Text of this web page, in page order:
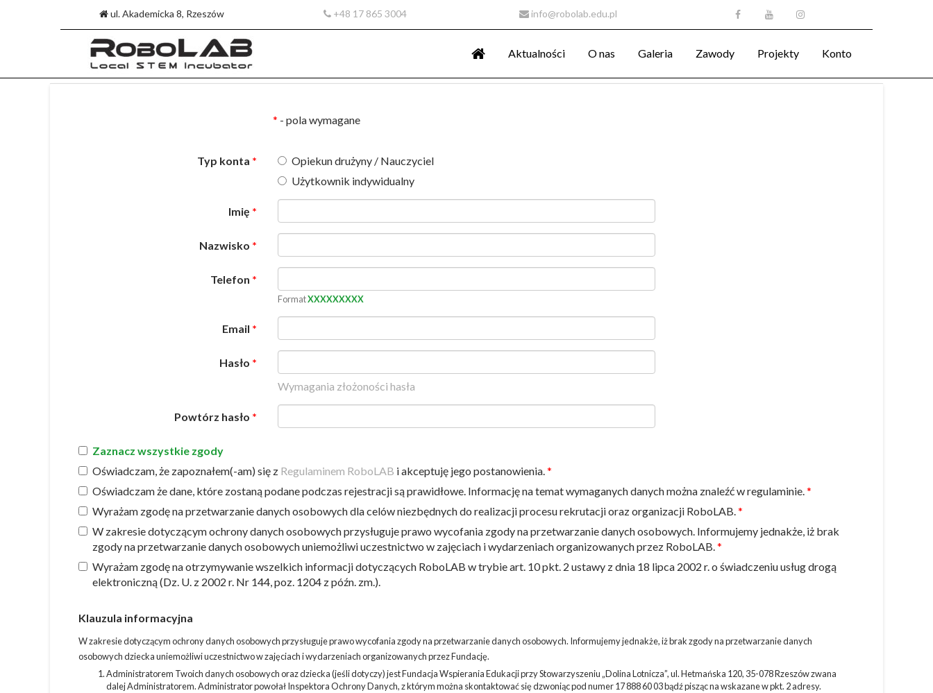
ul. Akademicka 8, Rzeszów +48 17 865 3004 info@robolab.edu.pl
Aktualności O nas Galeria Zawody Projekty Konto
* - pola wymagane
Typ konta
Opiekun drużyny / Nauczyciel
Użytkownik indywidualny
Imię
Nazwisko
Telefon
FormatXXXXXXXXX
Email
Hasło
Wymagania złożoności hasła
Powtórz hasło
Zaznacz wszystkie zgody
Oświadczam, że zapoznałem(-am) się z Regulaminem RoboLAB i akceptuję jego postanowienia.
Oświadczam że dane, które zostaną podane podczas rejestracji są prawidłowe. Informację na temat wymaganych danych można znaleźć w regulaminie.
Wyrażam zgodę na przetwarzanie danych osobowych dla celów niezbędnych do realizacji procesu rekrutacji oraz organizacji RoboLAB.
W zakresie dotyczącym ochrony danych osobowych przysługuje prawo wycofania zgody na przetwarzanie danych osobowych. Informujemy jednakże, iż brak
zgody na przetwarzanie danych osobowych uniemożliwi uczestnictwo w zajęciach i wydarzeniach organizowanych przez RoboLAB.
Wyrażam zgodę na otrzymywanie wszelkich informacji dotyczących RoboLAB w trybie art. 10 pkt. 2 ustawy z dnia 18 lipca 2002 r. o świadczeniu usług drogą
elektroniczną (Dz. U. z 2002 r. Nr 144, poz. 1204 z późn. zm.).
Klauzula informacyjna
W zakresie dotyczącym ochrony danych osobowych przysługuje prawo wycofania zgody na przetwarzanie danych osobowych. Informujemy jednakże, iż brak zgody na przetwarzanie danych
osobowych dziecka uniemożliwi uczestnictwo w zajęciach i wydarzeniach organizowanych przez Fundację.
Administratorem Twoich danych osobowych oraz dziecka (jeśli dotyczy) jest Fundacja Wspierania Edukacji przy Stowarzyszeniu „Dolina Lotnicza”, ul. Hetmańska 120, 35-078 Rzeszów zwana
dalej Administratorem. Administrator powołał Inspektora Ochrony Danych, z którym można skontaktować się dzwoniąc pod numer 17 888 60 03 bądź pisząc na wskazane w pkt. 2 adresy.